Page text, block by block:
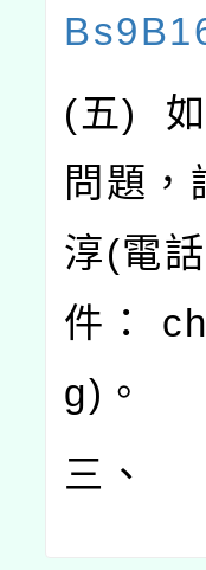
(五)
問題，
淳(電話
件：
g) 。
三、